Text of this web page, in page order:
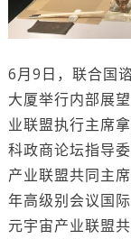
6月9日，联合国
大厦举行内部展
业联盟执行主席
科政商论坛指导
产业联盟共同主
年高级别会议国
元宇宙产业联盟